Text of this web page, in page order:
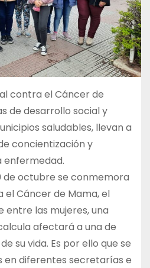
contra el Cáncer de
de desarrollo social y
saludables, llevan a
concientización y
enfermedad.
de octubre se conmemora
el Cáncer de Mama, el
las mujeres, una
afectará a una de
su vida. Es por ello que se
en diferentes secretarías e